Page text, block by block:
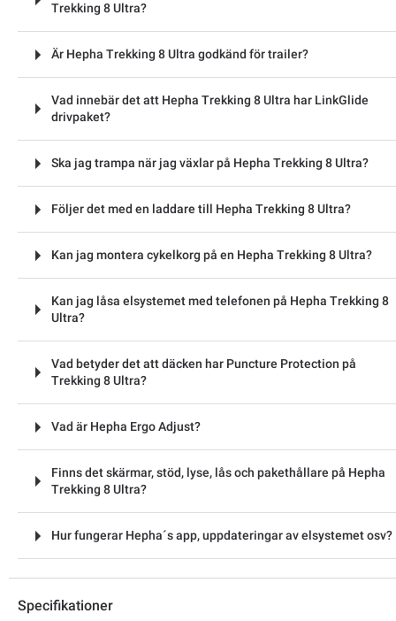
Trekking 8 Ultra?
Är Hepha Trekking 8 Ultra godkänd för trailer?
Vad innebär det att Hepha Trekking 8 Ultra har LinkGlide
drivpaket?
Ska jag trampa när jag växlar på Hepha Trekking 8 Ultra?
Följer det med en laddare till Hepha Trekking 8 Ultra?
Kan jag montera cykelkorg på en Hepha Trekking 8 Ultra?
Kan jag låsa elsystemet med telefonen på Hepha Trekking 8
Ultra?
Vad betyder det att däcken har Puncture Protection på
Trekking 8 Ultra?
Vad är Hepha Ergo Adjust?
Finns det skärmar, stöd, lyse, lås och pakethållare på Hepha
Trekking 8 Ultra?
Hur fungerar Hepha´s app, uppdateringar av elsystemet osv?
Specifikationer